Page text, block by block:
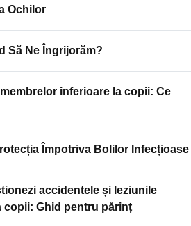
Ochilor
Să Ne Îngrijorăm?
inferioare la copii: Ce
Împotriva Bolilor Infecțioase
accidentele și leziunile
copii: Ghid pentru părinț